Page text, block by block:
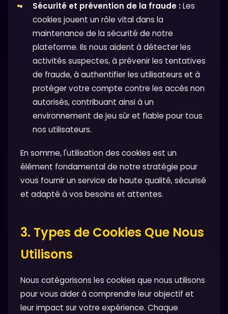
Sécurité et prévention de la fraude :Les
cookies jouent un rôle vital dans la
maintenance de la sécurité de notre
plateforme. Ils nous aident à détecter les
activités suspectes, à prévenir les tentatives
de fraude, à authentifier les utilisateurs et à
protéger votre compte contre les accès non
autorisés, contribuant ainsi à un
environnement de jeu sûr et fiable pour tous
nos utilisateurs.
En somme, l'utilisation des cookies est un
élément fondamental de notre stratégie pour
vous fournir un service de haute qualité, sécurisé
et adapté à vos besoins et attentes.
3. Types de Cookies Que Nous
Utilisons
Nous catégorisons les cookies que nous utilisons
pour vous aider à comprendre leur objectif et
leur impact sur votre expérience. Chaque